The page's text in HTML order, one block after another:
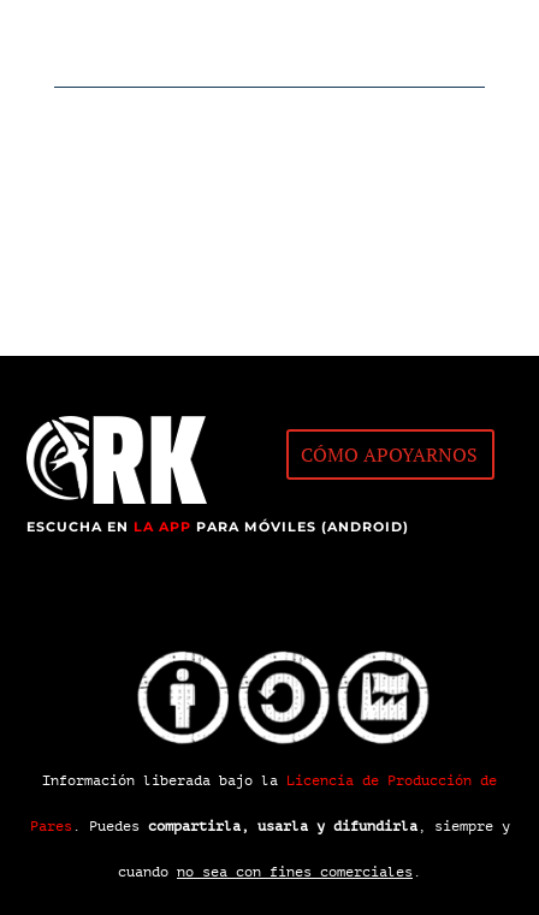
CÓMO APOYARNOS
ESCUCHA ENLA APP PARA MÓVILES (ANDROID)
Información liberada bajo la Licencia de Producción de
Pares. Puedes compartirla, usarla y difundirla, siempre y
cuando no sea con fines comerciales .